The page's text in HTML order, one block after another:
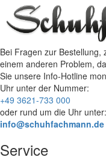
Bei Fragen zur Bestellung,
einem anderen Problem,
Sie unsere Info-Hotline
Uhr unter der Nummer:
+49 3621-733 000
oder rund um die Uhr unter:
info@schuhfachmann.de
Service